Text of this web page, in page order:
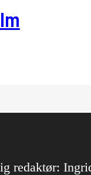
redaktør: